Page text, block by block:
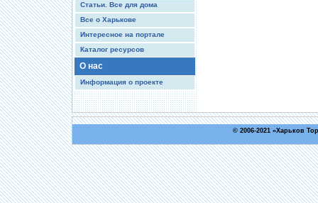
Статьи. Все для дома
Все о Харькове
Интересное на портале
Каталог ресурсов
О нас
Информация о проекте
© 2006-2021 «Харьков